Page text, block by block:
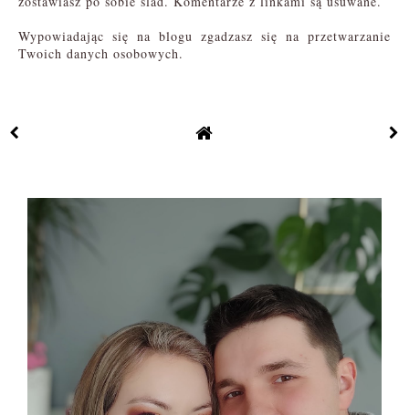
Wypowiadając się na blogu zgadzasz się na przetwarzanie
Twoich danych osobowych.